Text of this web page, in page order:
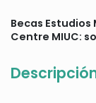
Becas
Centre MIUC: